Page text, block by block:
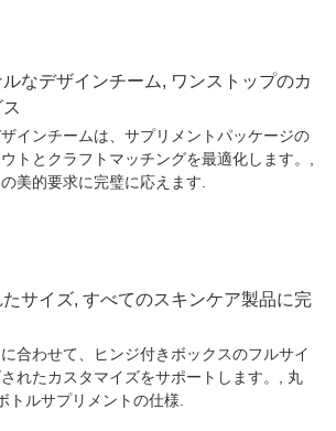
なデザインチーム, ワンストップのカ
インチームは、サプリメントパッケージの
トとクラフトマッチングを最適化します。,
美的要求に完璧に応えます.
サイズ, すべてのスキンケア製品に完
合わせて、ヒンジ付きボックスのフルサイ
れたカスタマイズをサポートします。, 丸
トルサプリメントの仕様.